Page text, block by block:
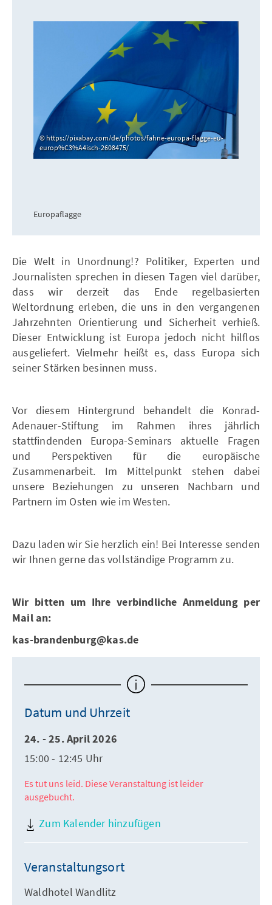
https://pixabay.com/de/photos/fahne-europa-flagge-eu-
europ%C3%A4isch-2608475/
Europaflagge
Die Welt in Unordnung!? Politiker, Experten und
Journalisten sprechen in diesen Tagen viel darüber,
dass wir derzeit das Ende regelbasierten
Weltordnung erleben, die uns in den vergangenen
Jahrzehnten Orientierung und Sicherheit verhieß.
Dieser Entwicklung ist Europa jedoch nicht hilflos
ausgeliefert. Vielmehr heißt es, dass Europa sich
seiner Stärken besinnen muss.
Vor diesem Hintergrund behandelt die Konrad-
Adenauer-Stiftung im Rahmen ihres jährlich
stattfindenden Europa-Seminars aktuelle Fragen
und Perspektiven für die europäische
Zusammenarbeit. Im Mittelpunkt stehen dabei
unsere Beziehungen zu unseren Nachbarn und
Partnern im Osten wie im Westen.
Dazu laden wir Sie herzlich ein! Bei Interesse senden
wir Ihnen gerne das vollständige Programm zu.
Wir bitten um Ihre verbindliche Anmeldung per
Mail an:
kas-brandenburg@kas.de
Datum und Uhrzeit
24. - 25. April 2026
15:00 - 12:45 Uhr
Es tut uns leid. Diese Veranstaltung ist leider
ausgebucht.
Zum Kalender hinzufügen
Veranstaltungsort
Waldhotel Wandlitz